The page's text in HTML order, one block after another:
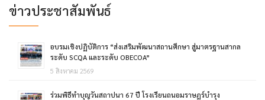
ข่าวประชาสัมพันธ์
อบรมเชิงปฏิบัติการ “ส่งเสริมพัฒนาสถานศึกษา สู่มาตรฐานสากล
ระดับ SCQA และระดับ OBECOA”
5 สิงหาคม 2569
ร่วมพิธีทำบุญวันสถาปนา 67 ปี โรงเรียนถนอมราษฎร์บำรุง